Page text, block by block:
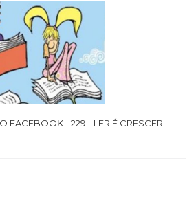
FACEBOOK - 229 - LER É CRESCER